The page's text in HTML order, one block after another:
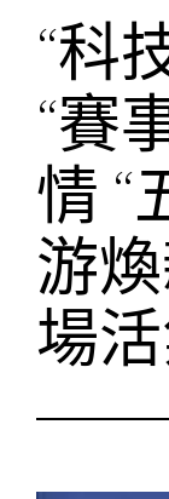
“科
“賽
情 “
游
場